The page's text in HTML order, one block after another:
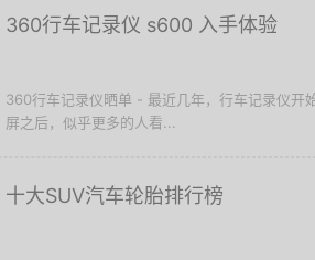
360行车记录仪 s600 入手体验
360行车记录仪晒单 - 最近几年，行车记录仪开
屏之后，似乎更多的人看...
十大SUV汽车轮胎排行榜